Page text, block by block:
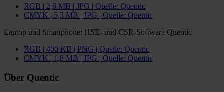
RGB | 2,6 MB | JPG | Quelle: Quentic
CMYK | 5,3 MB | JPG | Quelle: Quentic
Laptop und Smartphone: HSE- und CSR-Software Quentic
RGB | 400 KB | PNG | Quelle: Quentic
CMYK | 1,8 MB | JPG | Quelle: Quentic
Über Quentic